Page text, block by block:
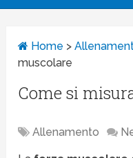
Home >
muscolare
Come si
Allenamento